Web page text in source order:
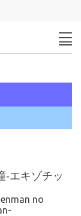
-エキゾチッ
no